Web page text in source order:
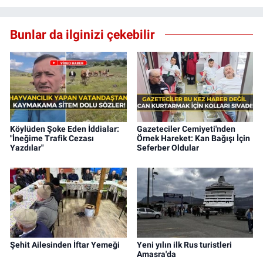
Bunlar da ilginizi çekebilir
Köylüden Şoke Eden İddialar:
"İneğime Trafik Cezası
Yazdılar"
Gazeteciler Cemiyeti'nden
Örnek Hareket: Kan Bağışı İçin
Seferber Oldular
Şehit Ailesinden İftar Yemeği
Yeni yılın ilk Rus turistleri
Amasra'da